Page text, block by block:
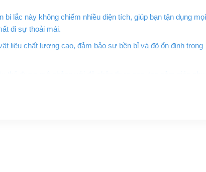
lắc này không chiếm nhiều diện tích, giúp bạn tận dụng mọi
đi sự thoải mái.
liệu chất lượng cao, đảm bảo sự bền bỉ và độ ổn định trong
nghiệp.